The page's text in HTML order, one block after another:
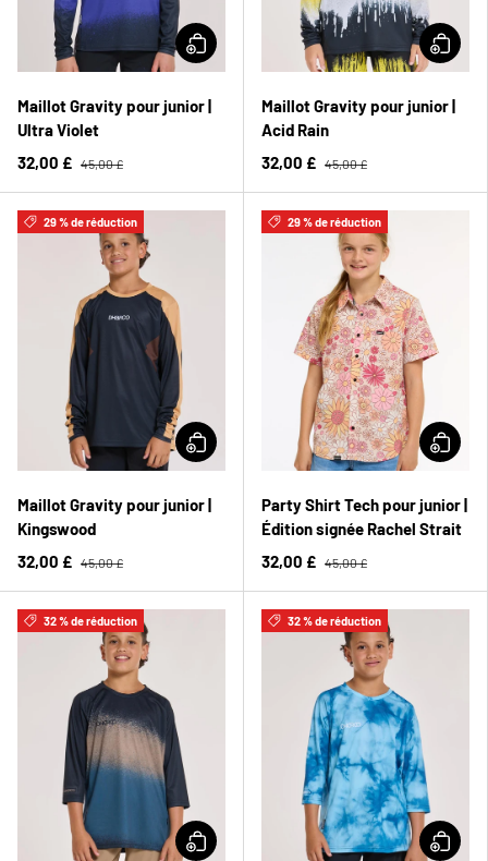
Maillot Gravity pour junior |
Ultra Violet
32,00 £ 45,00 £
Maillot Gravity pour junior |
Acid Rain
32,00 £ 45,00 £
29 % de réduction
Maillot Gravity pour junior |
Kingswood
32,00 £ 45,00 £
29 % de réduction
Party Shirt Tech pour junior |
Édition signée Rachel Strait
32,00 £ 45,00 £
32 % de réduction 32 % de réduction